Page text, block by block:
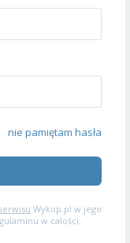
nie pamiętam hasła
Wykop.pl w jego
w całości,